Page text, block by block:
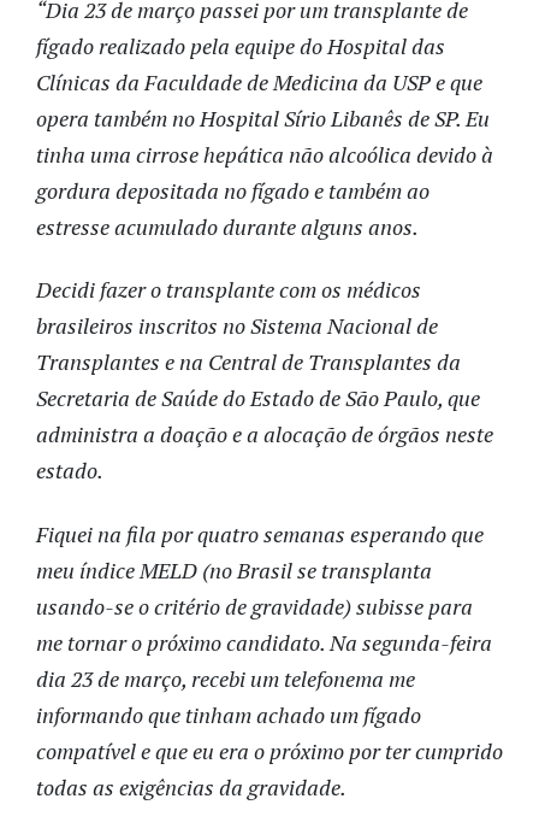
“Dia 23 de março passei por um transplante de
fígado realizado pela equipe do Hospital das
Clínicas da Faculdade de Medicina da USP e que
opera também no Hospital Sírio Libanês de SP. Eu
tinha uma cirrose hepática não alcoólica devido à
gordura depositada no fígado e também ao
estresse acumulado durante alguns anos.
Decidi fazer o transplante com os médicos
brasileiros inscritos no Sistema Nacional de
Transplantes e na Central de Transplantes da
Secretaria de Saúde do Estado de São Paulo, que
administra a doação e a alocação de órgãos neste
estado.
Fiquei na fila por quatro semanas esperando que
meu índice MELD (no Brasil se transplanta
usando-se o critério de gravidade) subisse para
me tornar o próximo candidato. Na segunda-feira
dia 23 de março, recebi um telefonema me
informando que tinham achado um fígado
compatível e que eu era o próximo por ter cumprido
todas as exigências da gravidade.